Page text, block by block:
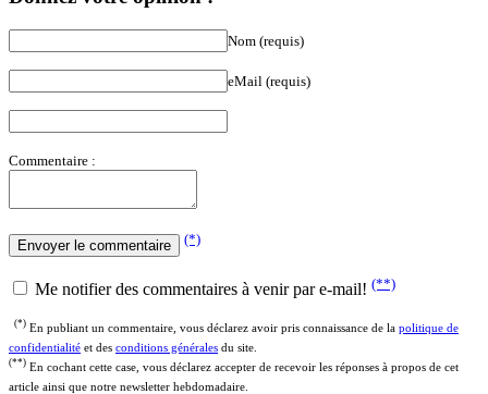
Nom (requis)
eMail (requis)
Commentaire :
(*)
Me notifier des commentaires à venir par e-mail! (**)
(*) En publiant un commentaire, vous déclarez avoir pris connaissance de la politique de
confidentialité et des conditions générales du site.
(**) En cochant cette case, vous déclarez accepter de recevoir les réponses à propos de cet
article ainsi que notre newsletter hebdomadaire.